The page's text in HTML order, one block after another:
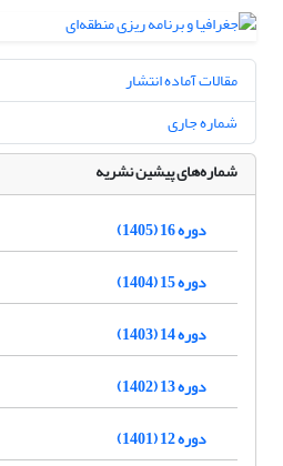
مقالات آماده انتشار
شماره جاری
شماره‌های پیشین نشریه
دوره 16 (1405)
دوره 15 (1404)
دوره 14 (1403)
دوره 13 (1402)
دوره 12 (1401)